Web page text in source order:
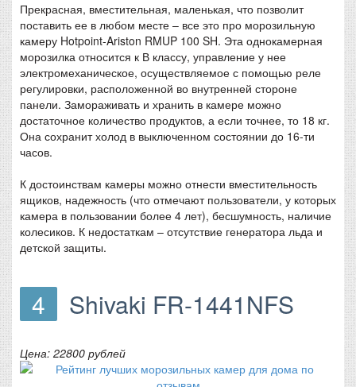
Прекрасная, вместительная, маленькая, что позволит
поставить ее в любом месте – все это про морозильную
камеру Hotpoint-Ariston RMUP 100 SH. Эта однокамерная
морозилка относится к В классу, управление у нее
электромеханическое, осуществляемое с помощью реле
регулировки, расположенной во внутренней стороне
панели. Замораживать и хранить в камере можно
достаточное количество продуктов, а если точнее, то 18 кг.
Она сохранит холод в выключенном состоянии до 16-ти
часов.
К достоинствам камеры можно отнести вместительность
ящиков, надежность (что отмечают пользователи, у которых
камера в пользовании более 4 лет), бесшумность, наличие
колесиков. К недостаткам – отсутствие генератора льда и
детской защиты.
4 Shivaki FR-1441NFS
Цена: 22800 рублей